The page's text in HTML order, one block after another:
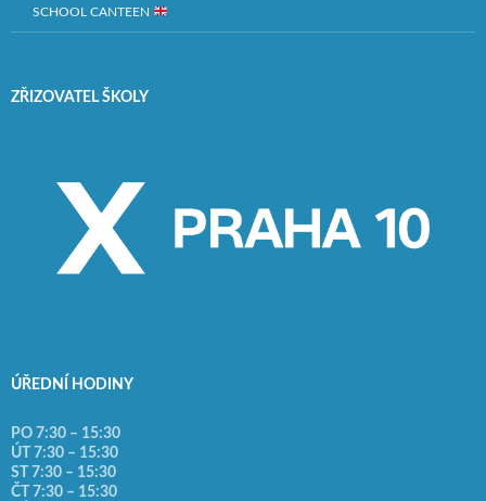
SCHOOL CANTEEN
ZŘIZOVATEL ŠKOLY
ÚŘEDNÍ HODINY
PO 7:30 – 15:30
ÚT 7:30 – 15:30
ST 7:30 – 15:30
ČT 7:30 – 15:30